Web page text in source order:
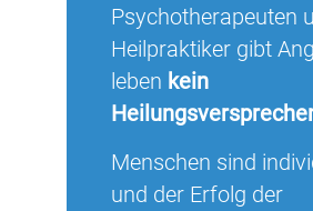
Psychotherapeuten
Heilpraktiker gibt
leben kein
Menschen sind
und der Erfolg der